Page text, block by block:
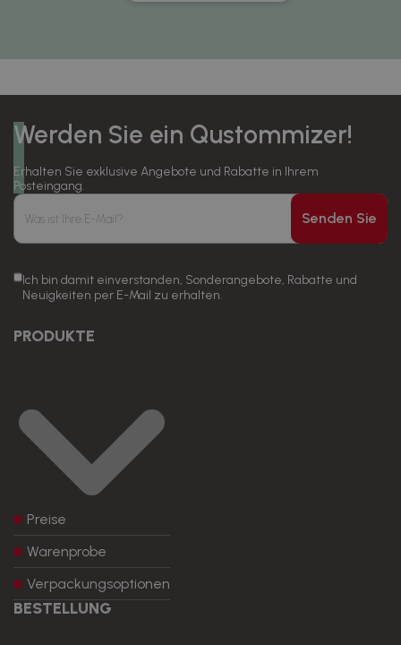
Werden Sie ein Qustommizer!
Erhalten Sie exklusive Angebote und Rabatte in Ihrem
Posteingang.
Senden Sie
Ich bin damit einverstanden, Sonderangebote, Rabatte und
Neuigkeiten per E-Mail zu erhalten.
PRODUKTE
Preise
Warenprobe
Verpackungsoptionen
BESTELLUNG